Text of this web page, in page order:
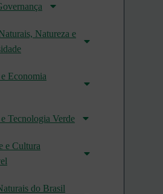
Natureza e
Economia
Tecnologia Verde
e Cultura
do Brasil